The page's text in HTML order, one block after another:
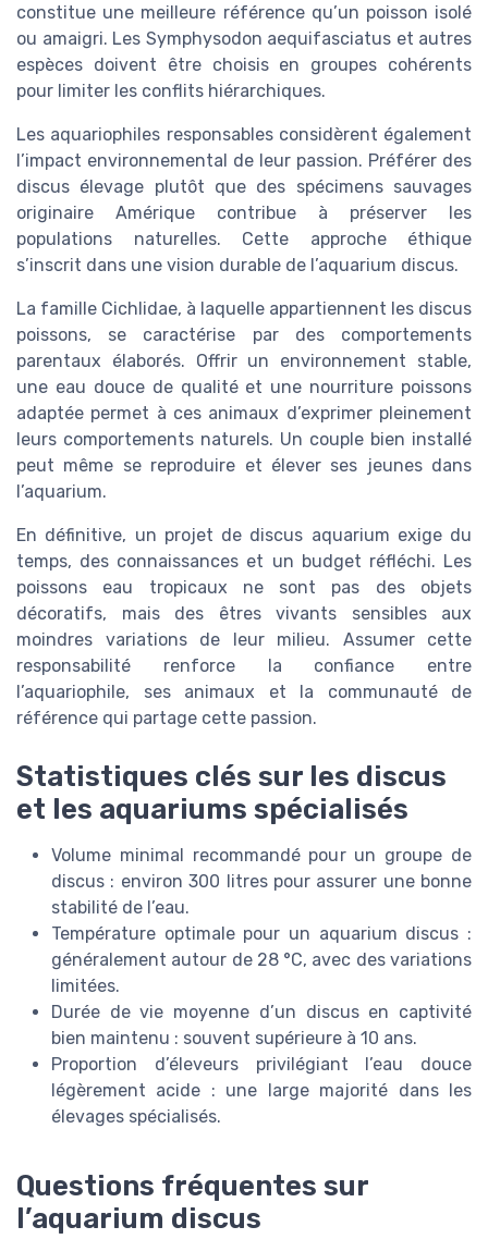
constitue une meilleure référence qu’un poisson isolé
ou amaigri. Les Symphysodon aequifasciatus et autres
espèces doivent être choisis en groupes cohérents
pour limiter les conflits hiérarchiques.
Les aquariophiles responsables considèrent également
l’impact environnemental de leur passion. Préférer des
discus élevage plutôt que des spécimens sauvages
originaire Amérique contribue à préserver les
populations naturelles. Cette approche éthique
s’inscrit dans une vision durable de l’aquarium discus.
La famille Cichlidae, à laquelle appartiennent les discus
poissons, se caractérise par des comportements
parentaux élaborés. Offrir un environnement stable,
une eau douce de qualité et une nourriture poissons
adaptée permet à ces animaux d’exprimer pleinement
leurs comportements naturels. Un couple bien installé
peut même se reproduire et élever ses jeunes dans
l’aquarium.
En définitive, un projet de discus aquarium exige du
temps, des connaissances et un budget réfléchi. Les
poissons eau tropicaux ne sont pas des objets
décoratifs, mais des êtres vivants sensibles aux
moindres variations de leur milieu. Assumer cette
responsabilité renforce la confiance entre
l’aquariophile, ses animaux et la communauté de
référence qui partage cette passion.
Statistiques clés sur les discus
et les aquariums spécialisés
Volume minimal recommandé pour un groupe de
discus : environ 300 litres pour assurer une bonne
stabilité de l’eau.
Température optimale pour un aquarium discus :
généralement autour de 28 °C, avec des variations
limitées.
Durée de vie moyenne d’un discus en captivité
bien maintenu : souvent supérieure à 10 ans.
Proportion d’éleveurs privilégiant l’eau douce
légèrement acide : une large majorité dans les
élevages spécialisés.
Questions fréquentes sur
l’aquarium discus